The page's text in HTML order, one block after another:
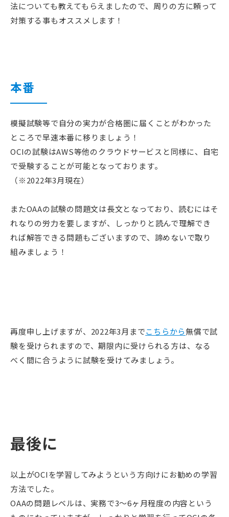
法についても教えてもらえましたので、周りの方に頼って
対策する事もオススメします！
本番
模擬試験等で自分の実力が合格圏に届くことがわかった
ところで早速本番に移りましょう！
OCIの試験はAWS等他のクラウドサービスと同様に、自宅
で受験することが可能となっております。
（※2022年3月現在）
またOAAの試験の問題文は長文となっており、読むにはそ
れなりの労力を要しますが、しっかりと読んで理解でき
れば解答できる問題もございますので、諦めないで取り
組みましょう！
再度申し上げますが、2022年3月までこちらから無償で試
験を受けられますので、期限内に受けられる方は、なる
べく間に合うように試験を受けてみましょう。
最後に
以上がOCIを学習してみようという方向けにお勧めの学習
方法でした。
OAAの問題レベルは、実務で3〜6ヶ月程度の内容という